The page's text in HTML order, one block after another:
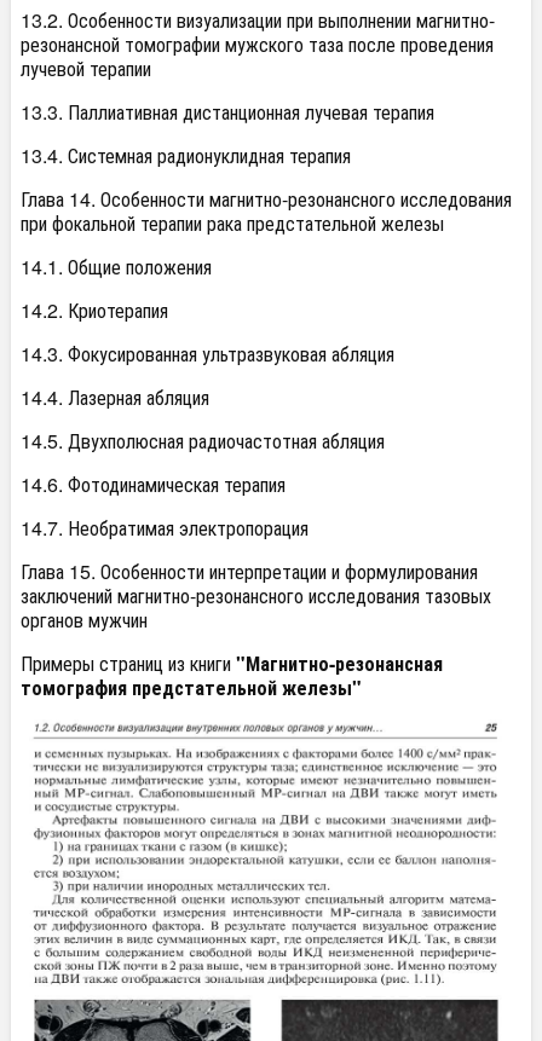
13.2. Особенности визуализации при выполнении магнитно-
резонансной томографии мужского таза после проведения
лучевой терапии
13.3. Паллиативная дистанционная лучевая терапия
13.4. Системная радионуклидная терапия
Глава 14. Особенности магнитно-резонансного исследования
при фокальной терапии рака предстательной железы
14.1. Общие положения
14.2. Криотерапия
14.3. Фокусированная ультразвуковая абляция
14.4. Лазерная абляция
14.5. Двухполюсная радиочастотная абляция
14.6. Фотодинамическая терапия
14.7. Необратимая электропорация
Глава 15. Особенности интерпретации и формулирования
заключений магнитно-резонансного исследования тазовых
органов мужчин
Примеры страниц из книги"Магнитно-резонансная
томография предстательной железы"